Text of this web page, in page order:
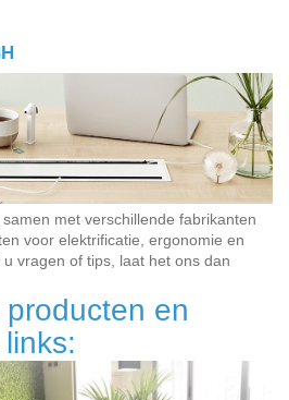
met verschillende fabrikanten
voor elektrificatie, ergonomie en
vragen of tips, laat het ons dan
en